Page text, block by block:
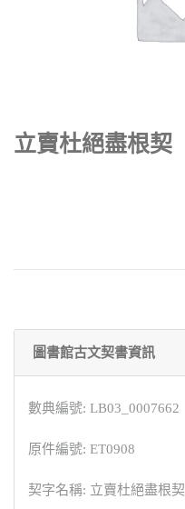
立賣杜絕盡根契
圖書館古文契書資訊
數典編號: LB03_0007662
原件編號: ET0908
契字名稱: 立賣杜絕盡根契